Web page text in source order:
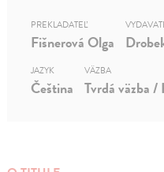
PREKLADATEĽ
Fišnerová Olga
JAZYK
Čeština
VÄZBA
Tvrdá väzba